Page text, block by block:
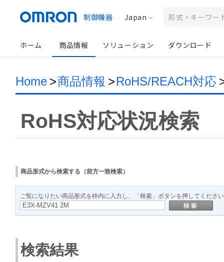
制御機器 Japan
ホーム 商品情報 ソリューション ダウンロード
Home >商品情報 >RoHS/REACH対応
RoHS対応状況検索
商品形式から検索する（前方一致検索）
ご覧になりたい商品形式を枠内に入力し、「検索」ボタンを押してくださ
検索結果